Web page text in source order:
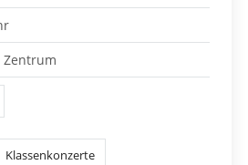
Zentrum
Klassenkonzerte